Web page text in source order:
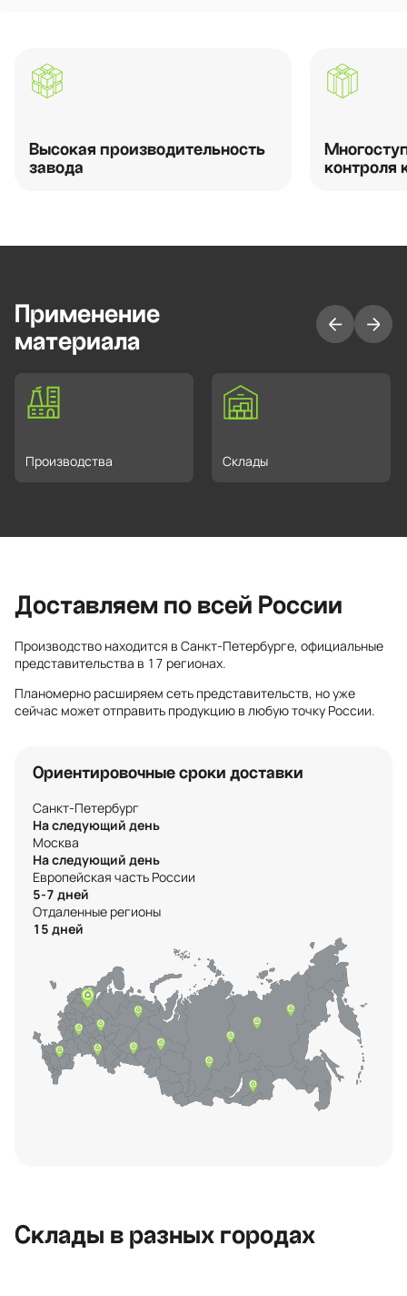
Высокая производительность
завода
контроля
Применение
материала
Производства Склады
Доставляем по всей России
Производство находится в Санкт-Петербурге, официальные
представительства в 17 регионах.
Планомерно расширяем сеть представительств, но уже
сейчас может отправить продукцию в любую точку России.
Ориентировочные сроки доставки
Санкт-Петербург
На следующий день
Москва
На следующий день
Европейская часть России
5-7 дней
Отдаленные регионы
15 дней
Склады в разных городах
Контактная информация
opt@ecotermix.ru